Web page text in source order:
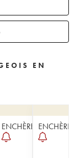
EN
ENCHÈRE ENCHÈRE